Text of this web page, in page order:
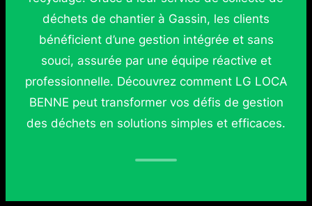
déchets de chantier à Gassin, les clients
bénéficient d’une gestion intégrée et sans
souci, assurée par une équipe réactive et
professionnelle. Découvrez comment LG LOCA
BENNE peut transformer vos défis de gestion
des déchets en solutions simples et efficaces.